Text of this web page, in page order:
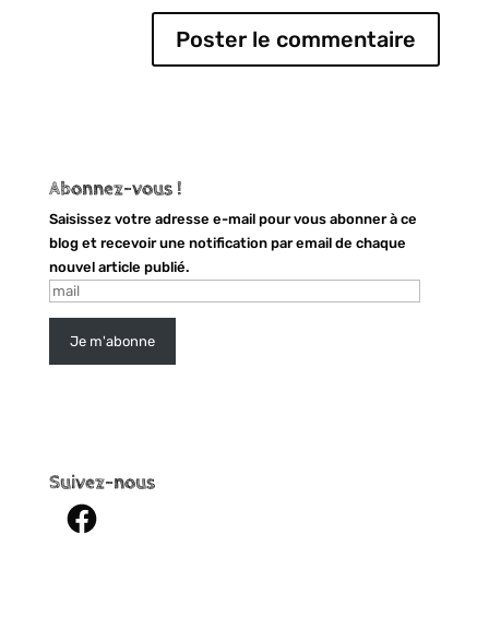
Abonnez-vous !
Saisissez votre adresse e-mail pour vous abonner à ce
blog et recevoir une notification par email de chaque
nouvel article publié.
mail
Je m'abonne
Suivez-nous
Facebook